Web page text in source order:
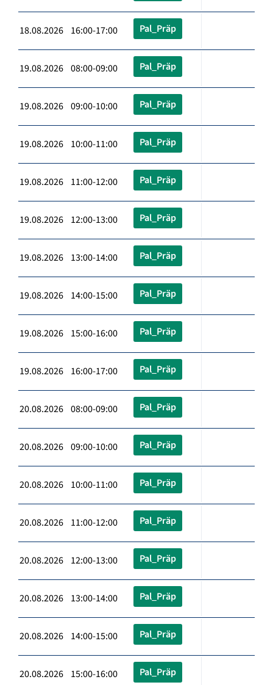
18.08.2026 16:00-17:00 Pal_Präp
19.08.2026 08:00-09:00 Pal_Präp
19.08.2026 09:00-10:00 Pal_Präp
19.08.2026 10:00-11:00 Pal_Präp
19.08.2026 11:00-12:00 Pal_Präp
19.08.2026 12:00-13:00 Pal_Präp
19.08.2026 13:00-14:00 Pal_Präp
19.08.2026 14:00-15:00 Pal_Präp
19.08.2026 15:00-16:00 Pal_Präp
19.08.2026 16:00-17:00 Pal_Präp
20.08.2026 08:00-09:00 Pal_Präp
20.08.2026 09:00-10:00 Pal_Präp
20.08.2026 10:00-11:00 Pal_Präp
20.08.2026 11:00-12:00 Pal_Präp
20.08.2026 12:00-13:00 Pal_Präp
20.08.2026 13:00-14:00 Pal_Präp
20.08.2026 14:00-15:00 Pal_Präp
20.08.2026 15:00-16:00 Pal_Präp